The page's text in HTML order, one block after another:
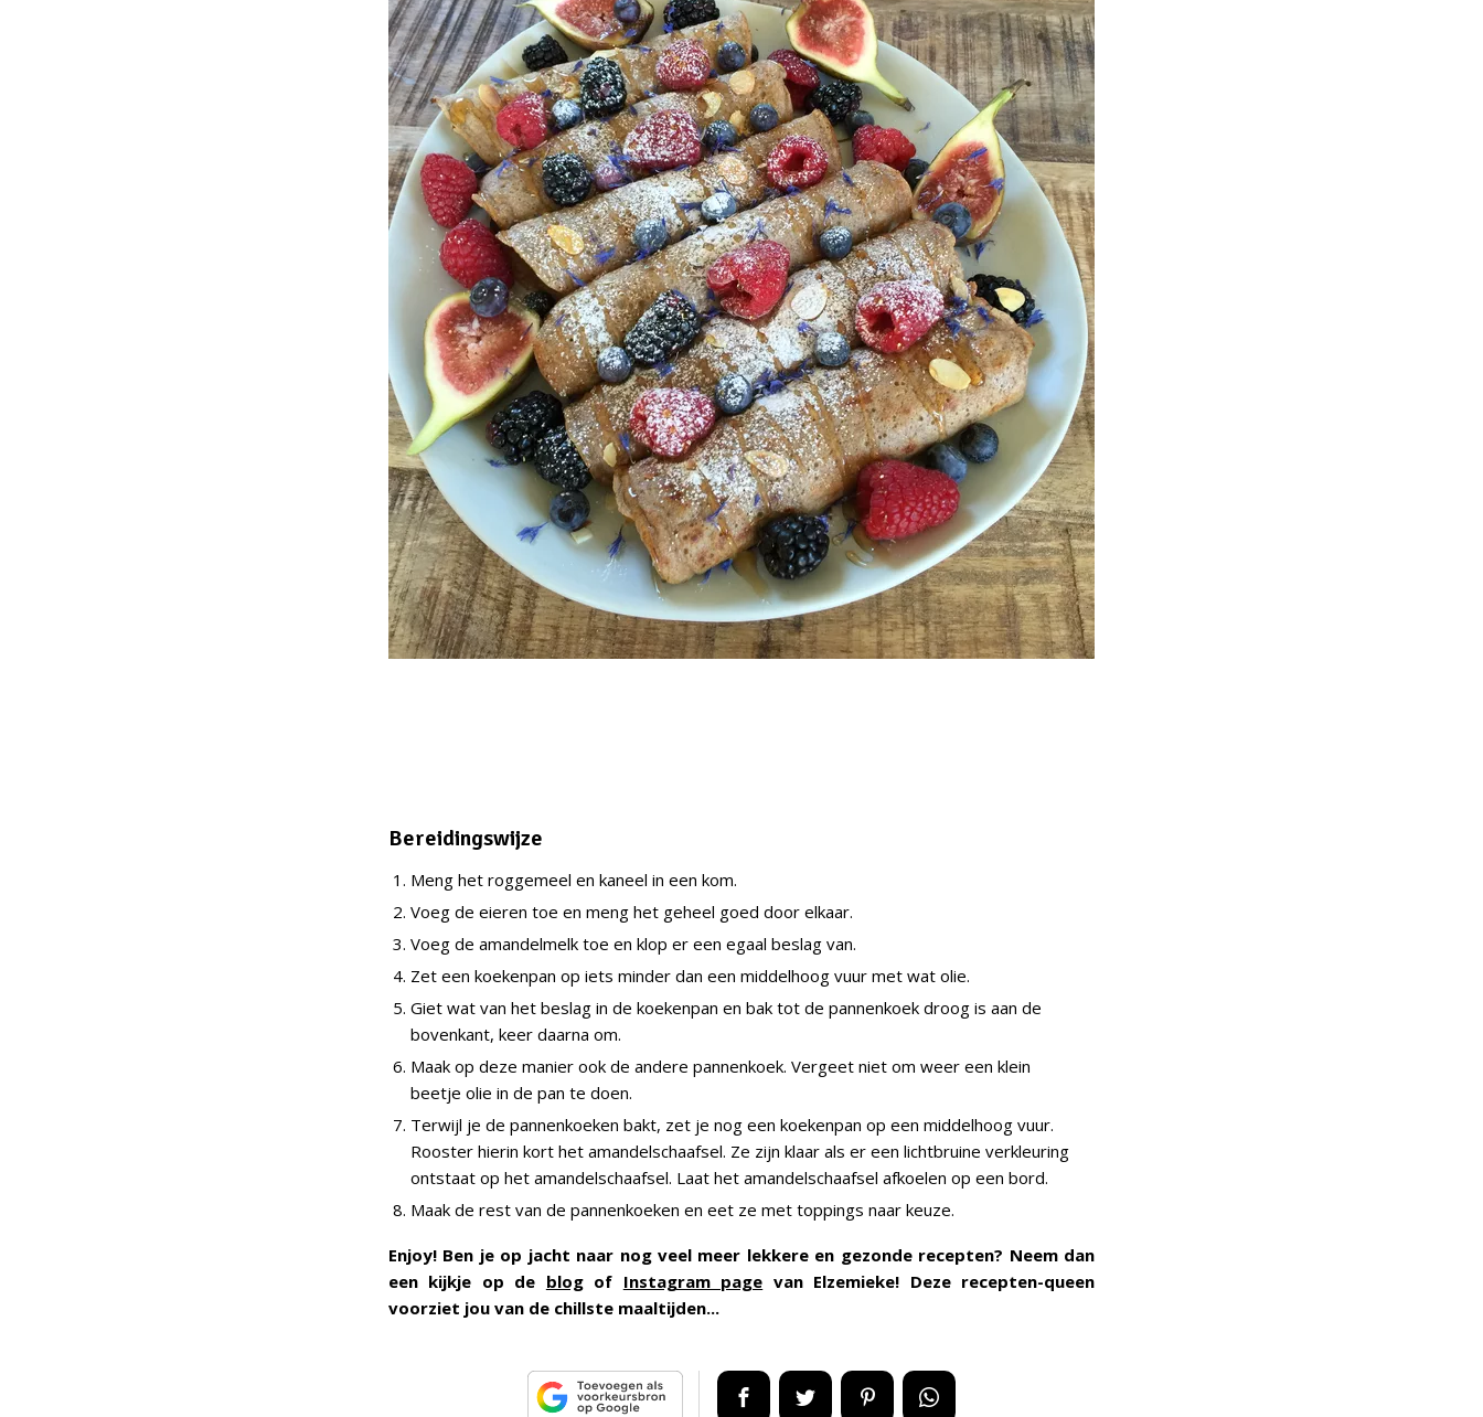
Bereidingswijze
Meng het roggemeel en kaneel in een kom.
Voeg de eieren toe en meng het geheel goed door elkaar.
Voeg de amandelmelk toe en klop er een egaal beslag van.
Zet een koekenpan op iets minder dan een middelhoog vuur met wat olie.
Giet wat van het beslag in de koekenpan en bak tot de pannenkoek droog is aan de
bovenkant, keer daarna om.
Maak op deze manier ook de andere pannenkoek. Vergeet niet om weer een klein
beetje olie in de pan te doen.
Terwijl je de pannenkoeken bakt, zet je nog een koekenpan op een middelhoog vuur.
Rooster hierin kort het amandelschaafsel. Ze zijn klaar als er een lichtbruine verkleuring
ontstaat op het amandelschaafsel. Laat het amandelschaafsel afkoelen op een bord.
Maak de rest van de pannenkoeken en eet ze met toppings naar keuze.
Enjoy! Ben je op jacht naar nog veel meer lekkere en gezonde recepten? Neem dan
een kijkje op de blogof Instagram page van Elzemieke! Deze recepten-queen
voorziet jou van de chillste maaltijden...